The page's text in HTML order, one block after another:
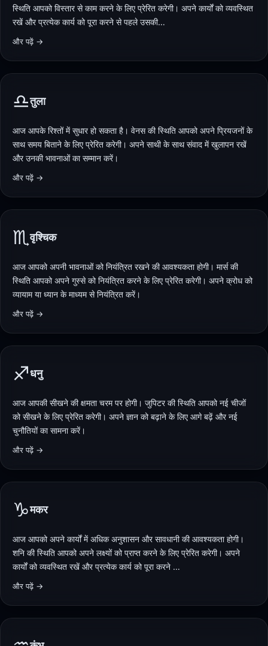
स्थिति आपको विस्तार से काम करने के लिए प्रेरित करेगी। अपने कार्यों को व्यवस्थित
रखें और प्रत्येक कार्य को पूरा करने से पहले उसकी…
और पढ़ें →
♎तुला
आज आपके रिश्तों में सुधार हो सकता है। वेनस की स्थिति आपको अपने प्रियजनों के
साथ समय बिताने के लिए प्रेरित करेगी। अपने साथी के साथ संवाद में खुलापन रखें
और उनकी भावनाओं का सम्मान करें।
और पढ़ें →
♏वृश्चिक
आज आपको अपनी भावनाओं को नियंत्रित रखने की आवश्यकता होगी। मार्स की
स्थिति आपको अपने गुस्से को नियंत्रित करने के लिए प्रेरित करेगी। अपने क्रोध को
व्यायाम या ध्यान के माध्यम से नियंत्रित करें।
और पढ़ें →
♐धनु
आज आपकी सीखने की क्षमता चरम पर होगी। जुपिटर की स्थिति आपको नई चीजों
को सीखने के लिए प्रेरित करेगी। अपने ज्ञान को बढ़ाने के लिए आगे बढ़ें और नई
चुनौतियों का सामना करें।
और पढ़ें →
♑मकर
आज आपको अपने कार्यों में अधिक अनुशासन और सावधानी की आवश्यकता होगी।
शनि की स्थिति आपको अपने लक्ष्यों को प्राप्त करने के लिए प्रेरित करेगी। अपने
कार्यों को व्यवस्थित रखें और प्रत्येक कार्य को पूरा करने …
और पढ़ें →